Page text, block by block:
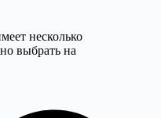
несколько
выбрать на